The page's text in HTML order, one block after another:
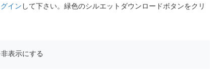
イン して下さい。緑色のシルエットダウンロードボタンをクリ
表示にする